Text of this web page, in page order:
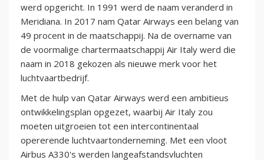
werd opgericht. In 1991 werd de naam veranderd in
Meridiana. In 2017 nam Qatar Airways een belang van
49 procent in de maatschappij. Na de overname van
de voormalige chartermaatschappij Air Italy werd die
naam in 2018 gekozen als nieuwe merk voor het
luchtvaartbedrijf.
Met de hulp van Qatar Airways werd een ambitieus
ontwikkelingsplan opgezet, waarbij Air Italy zou
moeten uitgroeien tot een intercontinentaal
opererende luchtvaartonderneming. Met een vloot
Airbus A330's werden langeafstandsvluchten